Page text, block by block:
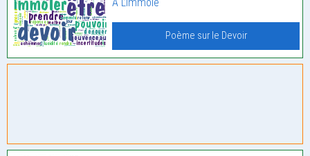
Poème sur le Devoir